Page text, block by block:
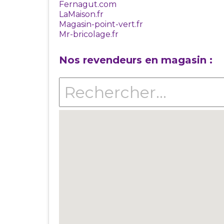
Fernagut.com
LaMaison.fr
Magasin-point-vert.fr
Mr-bricolage.fr
Nos revendeurs en magasin :